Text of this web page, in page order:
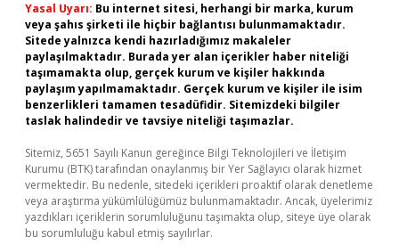
Yasal Uyarı: Bu internet sitesi, herhangi bir marka, kurum
veya şahıs şirketi ile hiçbir bağlantısı bulunmamaktadır.
Sitede yalnızca kendi hazırladığımız makaleler
paylaşılmaktadır. Burada yer alan içerikler haber niteliği
taşımamakta olup, gerçek kurum ve kişiler hakkında
paylaşım yapılmamaktadır. Gerçek kurum ve kişiler ile isim
benzerlikleri tamamen tesadüfidir. Sitemizdeki bilgiler
taslak halindedir ve tavsiye niteliği taşımazlar.
Sitemiz, 5651 Sayılı Kanun gereğince Bilgi Teknolojileri ve İletişim
Kurumu (BTK) tarafından onaylanmış bir Yer Sağlayıcı olarak hizmet
vermektedir. Bu nedenle, sitedeki içerikleri proaktif olarak denetleme
veya araştırma yükümlülüğümüz bulunmamaktadır. Ancak, üyelerimiz
yazdıkları içeriklerin sorumluluğunu taşımakta olup, siteye üye olarak
bu sorumluluğu kabul etmiş sayılırlar.